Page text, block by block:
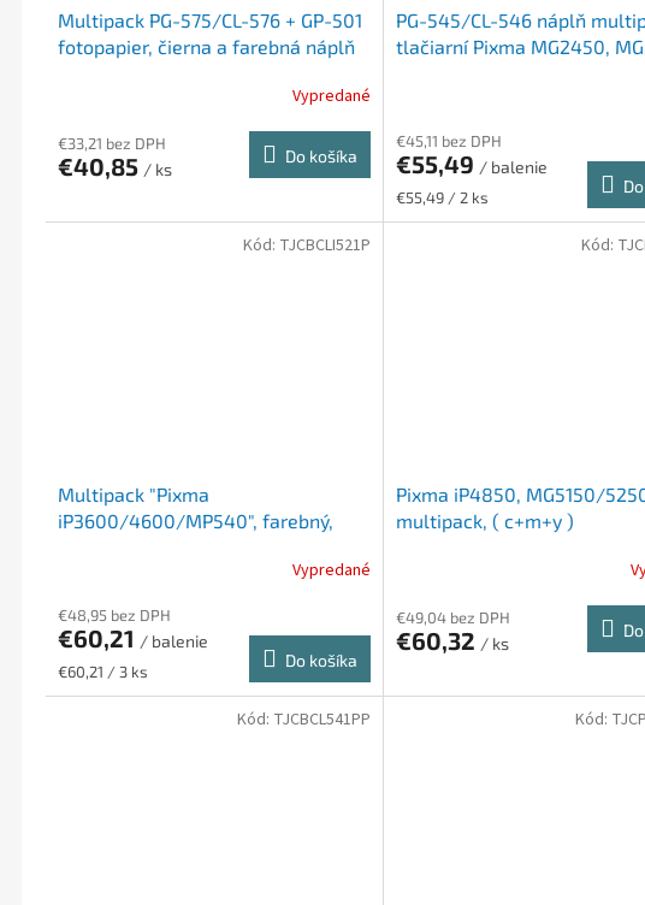
Multipack PG-575/CL-576 + GP-501
fotopapier, čierna a farebná náplň
Vypredané
€33,21 bez DPH
€40,85 / ks
Do košíka
PG-545/CL-546 náplň
tlačiarní Pixma MG2450,
€45,11 bez DPH
€55,49 / balenie
Jednotková
cena:
€55,49 / 2 ks
Multipack "Pixma
iP3600/4600/MP540", farebný,
Vypredané
€48,95 bez DPH
€60,21 / balenie
Jednotková
cena:
€60,21 / 3 ks
Do košíka
Kód: TJCBCLI521P
Pixma iP4850, MG5150/
multipack, ( c+m+y )
€49,04 bez DPH
€60,32 / ks
Kód:
Kód: TJCBCL541PP Kód: